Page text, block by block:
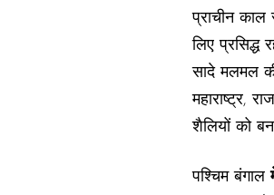
प्राचीन
लिए
सादे मलमल
महाराष्ट्र,
शैलियों को
पश्चिम बंगाल